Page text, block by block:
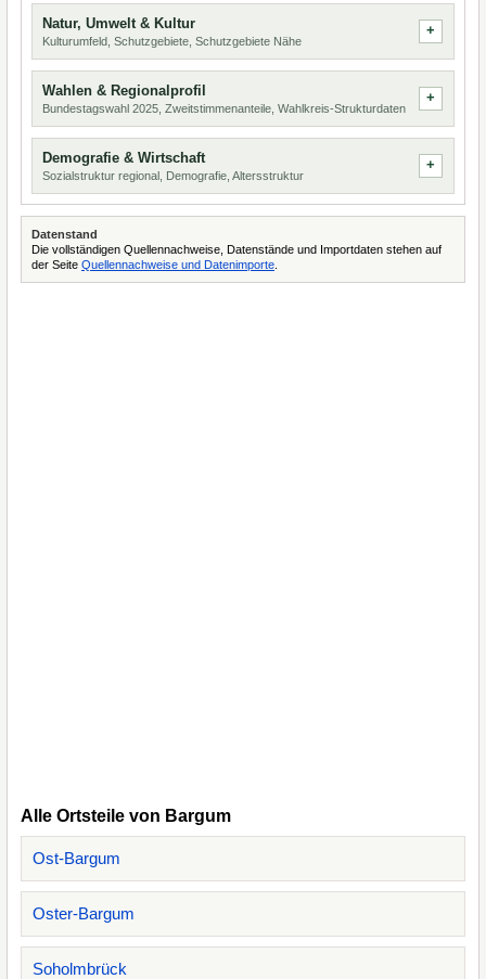
Natur, Umwelt & Kultur
Kulturumfeld, Schutzgebiete, Schutzgebiete Nähe
Wahlen & Regionalprofil
Bundestagswahl 2025, Zweitstimmenanteile, Wahlkreis-Strukturdaten
Demografie & Wirtschaft
Sozialstruktur regional, Demografie, Altersstruktur
Datenstand
Die vollständigen Quellennachweise, Datenstände und Importdaten stehen auf
der Seite Quellennachweise und Datenimporte
Alle Ortsteile von Bargum
Ost-Bargum
Oster-Bargum
Soholmbrück